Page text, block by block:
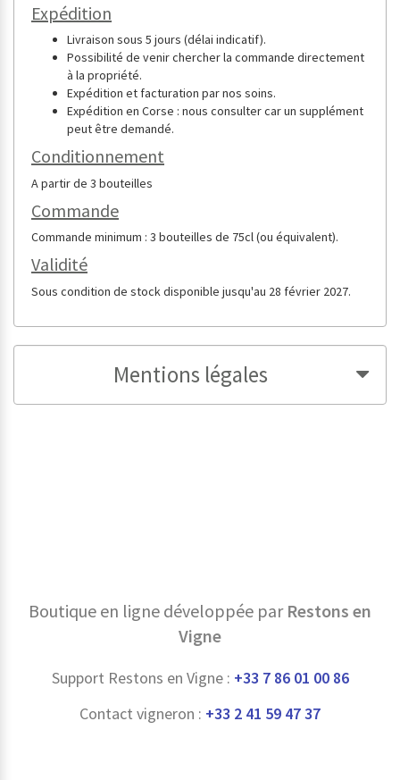
Expédition
Livraison sous 5 jours (délai indicatif).
Possibilité de venir chercher la commande directement
à la propriété.
Expédition et facturation par nos soins.
Expédition en Corse : nous consulter car un supplément
peut être demandé.
Conditionnement
A partir de 3 bouteilles
Commande
Commande minimum : 3 bouteilles de 75cl (ou équivalent).
Validité
Sous condition de stock disponible jusqu'au 28 février 2027.
Mentions légales
Boutique en ligne développée par Restons en
Vigne
Support Restons en Vigne : +33 7 86 01 00 86
Contact vigneron : +33 2 41 59 47 37